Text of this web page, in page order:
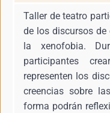
Taller de teatro
de los discursos
la xenofobia.
participantes
representen los
creencias sobre
forma podrán